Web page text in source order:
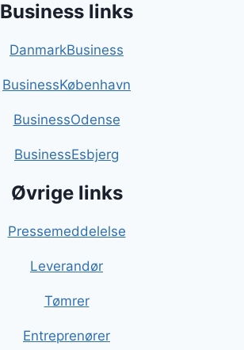
Business links
DanmarkBusiness
BusinessKøbenhavn
BusinessOdense
BusinessEsbjerg
Øvrige links
Pressemeddelelse
Leverandør
Tømrer
Entreprenører